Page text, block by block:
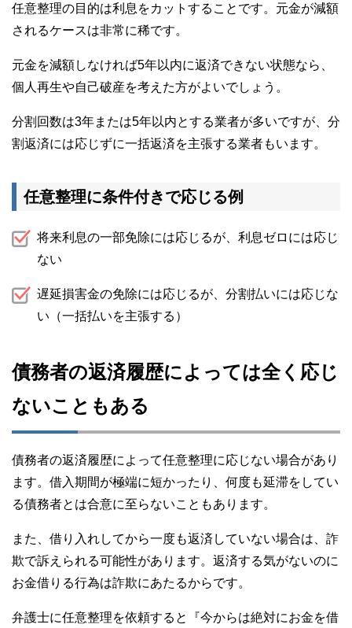
任意整理の目的は利息をカットすることです。元金が減額
されるケースは非常に稀です。
元金を減額しなければ5年以内に返済できない状態なら、
個人再生や自己破産を考えた方がよいでしょう。
分割回数は3年または5年以内とする業者が多いですが、分
割返済には応じずに一括返済を主張する業者もいます。
任意整理に条件付きで応じる例
将来利息の一部免除には応じるが、利息ゼロには応じ
ない
遅延損害金の免除には応じるが、分割払いには応じな
い（一括払いを主張する）
債務者の返済履歴によっては全く応じ
ないこともある
債務者の返済履歴によって任意整理に応じない場合があり
ます。借入期間が極端に短かったり、何度も延滞をしてい
る債務者とは合意に至らないこともあります。
また、借り入れしてから一度も返済していない場合は、詐
欺で訴えられる可能性があります。返済する気がないのに
お金借りる行為は詐欺にあたるからです。
弁護士に任意整理を依頼すると『今からは絶対にお金を借